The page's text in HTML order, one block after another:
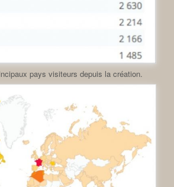
pays visiteurs depuis la création.